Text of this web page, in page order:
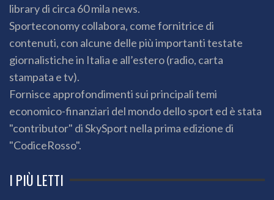
library di circa 60 mila news.
Sporteconomy collabora, come fornitrice di
contenuti, con alcune delle più importanti testate
giornalistiche in Italia e all’estero (radio, carta
stampata e tv).
Fornisce approfondimenti sui principali temi
economico-finanziari del mondo dello sport ed è stata
"contributor" di SkySport nella prima edizione di
"CodiceRosso".
I PIÙ LETTI